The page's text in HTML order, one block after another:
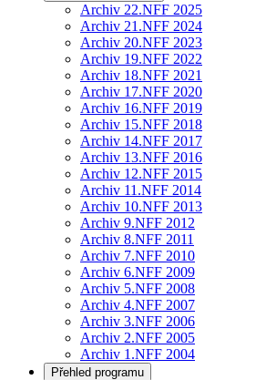
Archiv 22.NFF 2025
Archiv 21.NFF 2024
Archiv 20.NFF 2023
Archiv 19.NFF 2022
Archiv 18.NFF 2021
Archiv 17.NFF 2020
Archiv 16.NFF 2019
Archiv 15.NFF 2018
Archiv 14.NFF 2017
Archiv 13.NFF 2016
Archiv 12.NFF 2015
Archiv 11.NFF 2014
Archiv 10.NFF 2013
Archiv 9.NFF 2012
Archiv 8.NFF 2011
Archiv 7.NFF 2010
Archiv 6.NFF 2009
Archiv 5.NFF 2008
Archiv 4.NFF 2007
Archiv 3.NFF 2006
Archiv 2.NFF 2005
Archiv 1.NFF 2004
Přehled programu